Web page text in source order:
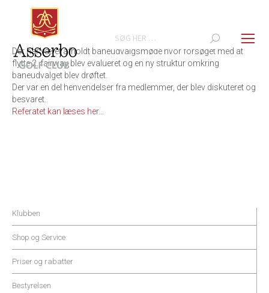
Search:
Der har været afholdt baneudvalgsmøde hvor forsøget med at
flytte 2. fairway blev evalueret og en ny struktur omkring
baneudvalget blev drøftet.
Der var en del henvendelser fra medlemmer, der blev diskuteret og
besvaret.
Referatet kan læses her…
Klubben
Shop og Service
Priser og rabatter
Bestyrelsen